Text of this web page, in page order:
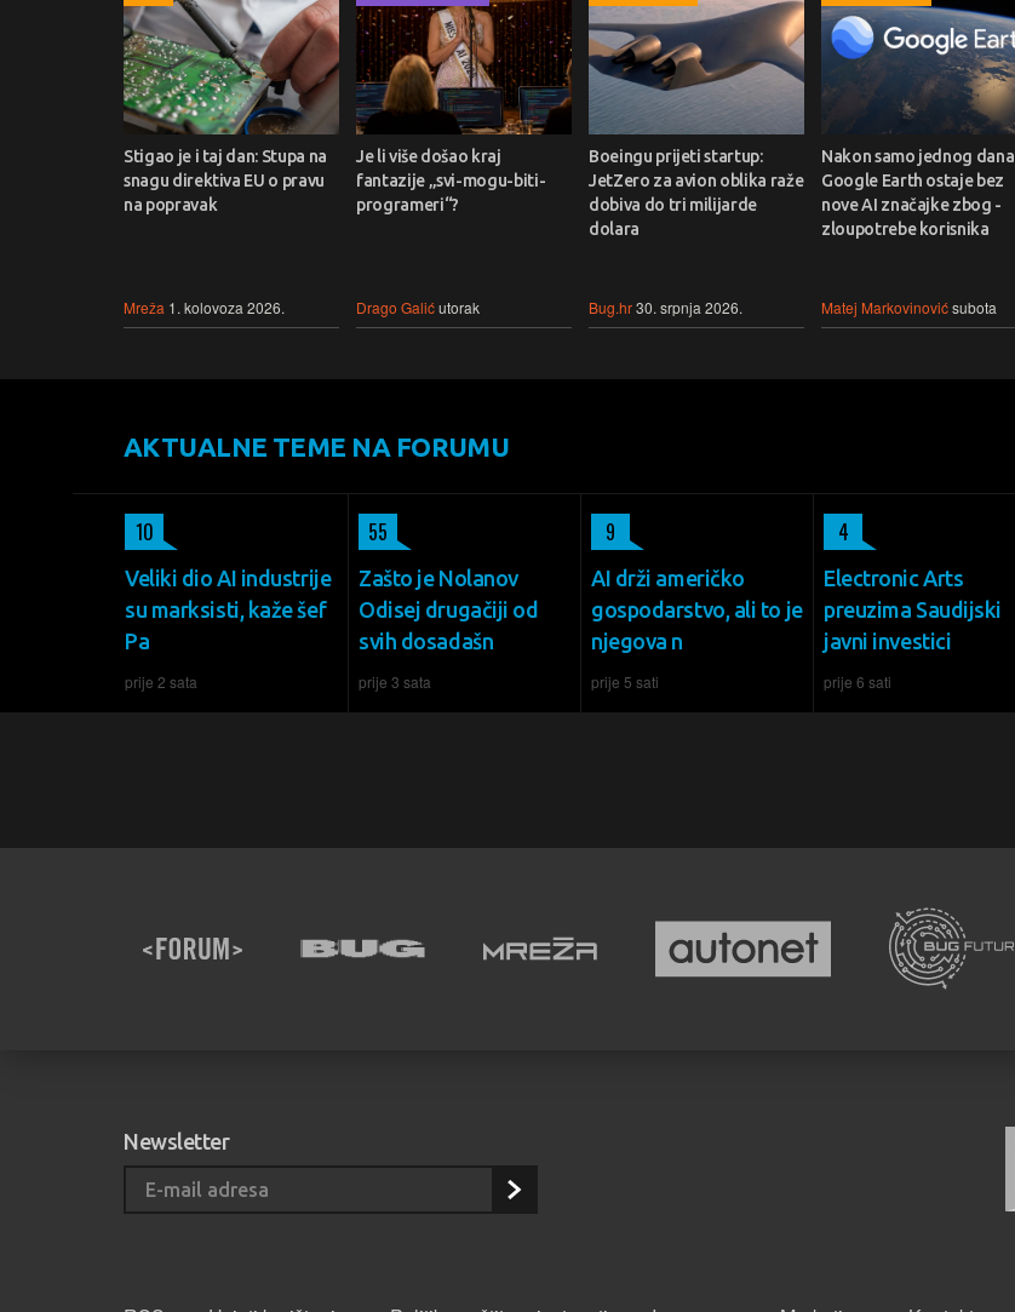
Stigao je i taj dan: Stupa na
snagu direktiva EU o pravu
na popravak
Mreža 1. kolovoza 2026.
Je li više došao kraj
fantazije „svi-mogu-biti-
programeri“?
Drago Galićutorak
Boeingu prijeti startup:
JetZero za avion oblika raže
dobiva do tri milijarde
dolara
Bug.hr30. srpnja 2026.
Nakon samo jednog dana
Google Earth ostaje bez
nove AI značajke zbog -
zloupotrebe korisnika
Matej Markovinovićsubota
AKTUALNE TEME NA FORUMU
Veliki dio AI industrije
su marksisti, kaže šef
Pa
prije 2 sata
10
Zašto je Nolanov
Odisej drugačiji od
svih dosadašn
prije 3 sata
55
AI drži američko
gospodarstvo, ali to je
njegova n
prije 5 sati
9
Electronic Arts
preuzima Saudijski
javni investici
prije 6 sati
4
Newsletter